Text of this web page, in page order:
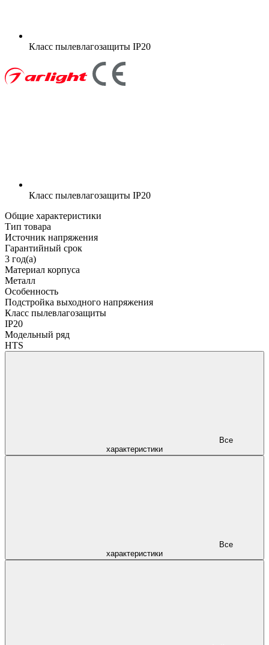
Класс пылевлагозащиты IP20
Класс пылевлагозащиты IP20
Общие характеристики
Тип товара
Источник напряжения
Гарантийный срок
3 год(а)
Материал корпуса
Металл
Особенность
Подстройка выходного напряжения
Класс пылевлагозащиты
IP20
Модельный ряд
HTS
характеристики
характеристики